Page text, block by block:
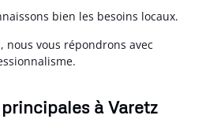
bien les besoins locaux.
nous vous répondrons avec
à Varetz